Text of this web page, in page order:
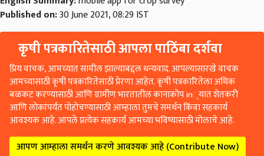
Published on:30 June 2021, 08:29 IST
कृषी पत्रकारितेसाठी आपला पाठिंबा दर्शवा
प्रिय वाचक, आमच्यात सामील झाल्याबद्दल धन्यवाद. आपल्यासारखे वाचक
आमच्यासाठी कृषी पत्रकारितेसाठी प्रेरणा आहेत. कृषी पत्रकारितेला अधिक
बळकट करण्यासाठी आणि ग्रामीण भारतातील कानाकोप in्यात शेतकरी
आणि लोकांपर्यंत पोहोचण्यासाठी आम्हाला तुमचे समर्थन किंवा सहकार्य
आवश्यक आहे. आपले प्रत्येक सहकार्य आमच्या भविष्यासाठी मोलाचे आहे.
आपण आम्हाला समर्थन करणे आवश्यक आहे (Contribute Now)